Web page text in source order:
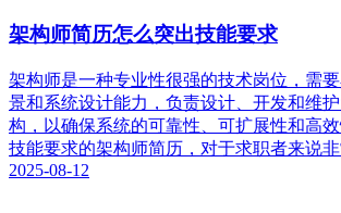
架构师简历怎么突出技能要求
架构师是一种专业性很强的技术岗位，需
景和系统设计能力，负责设计、开发和维
构，以确保系统的可靠性、可扩展性和高
技能要求的架构师简历，对于求职者来说非
2025-08-12